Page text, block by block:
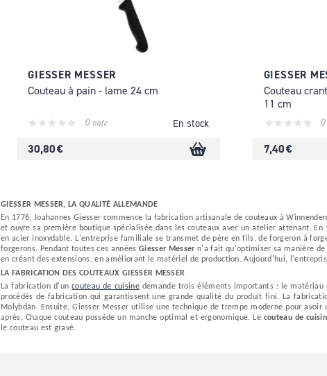
GIESSER MESSER, LA QUALITÉ ALLEMANDE
En 1776, Joahannes Giesser commence la fabrication artisanale de couteaux à
et ouvre sa première boutique spécialisée dans les couteaux avec un atelier attenant.
en acier inoxydable. L'entreprise familiale se transmet de père en fils, de forgeron à
forgerons. Pendant toutes ces annéesGiesser Messer n'a fait qu'optimiser sa manière de
en créant des extensions, en améliorant le matériel de production. Aujourd'hui,
LA FABRICATION DES COUTEAUX GIESSER MESSER
La fabrication d'uncouteau de cuisinedemande trois éléments importants : le
procédés de fabrication qui garantissent une grande qualité du produit fini. La
Molybdän. Ensuite, Giesser Messer utilise une technique de trempe moderne pour
après. Chaque couteau possède un manche optimal et ergonomique. Le couteau de
le couteau est gravé.
GIESSER MESSER
Couteau à pain - lame 24 cm
0 note En stock
30,80 €
GIESSER
Couteau
11 cm
0
7,40 €